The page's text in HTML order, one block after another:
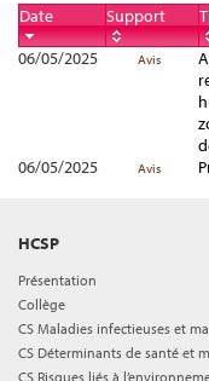
Date Support
06/05/2025
Avis
06/05/2025
Avis
HCSP
Présentation
Collège
CS Maladies infectieuses et
CS Déterminants de santé et
CS Risques liés à